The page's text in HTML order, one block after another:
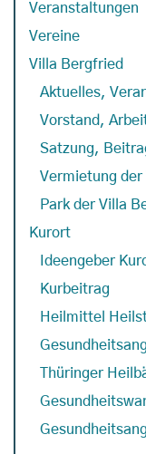
Veranstaltungen
Vereine
Villa Bergfried
Aktuelles,
Vorstand,
Satzung,
Vermietung
Park der Villa
Kurort
Ideengeber
Kurbeitrag
Heilmittel
Thüringer